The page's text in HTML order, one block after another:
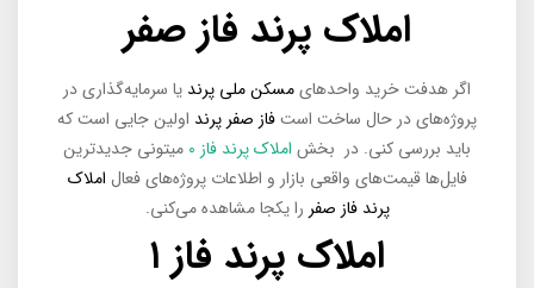
املاک پرند فاز صفر
اگر هدفت خرید واحدهایمسکن ملی پرند یا سرمایه‌گذاری در
پروژه‌های در حال ساخت استفاز صفر پرند اولین جایی است که
باید بررسی کنی. در بخش املاک پرند فاز ۰
میتونی جدیدترین
فایل‌ها قیمت‌های واقعی بازار و اطلاعات پروژه‌های فعال املاک
پرند فاز صفر را یکجا مشاهده می‌کنی.
املاک پرند فاز ۱